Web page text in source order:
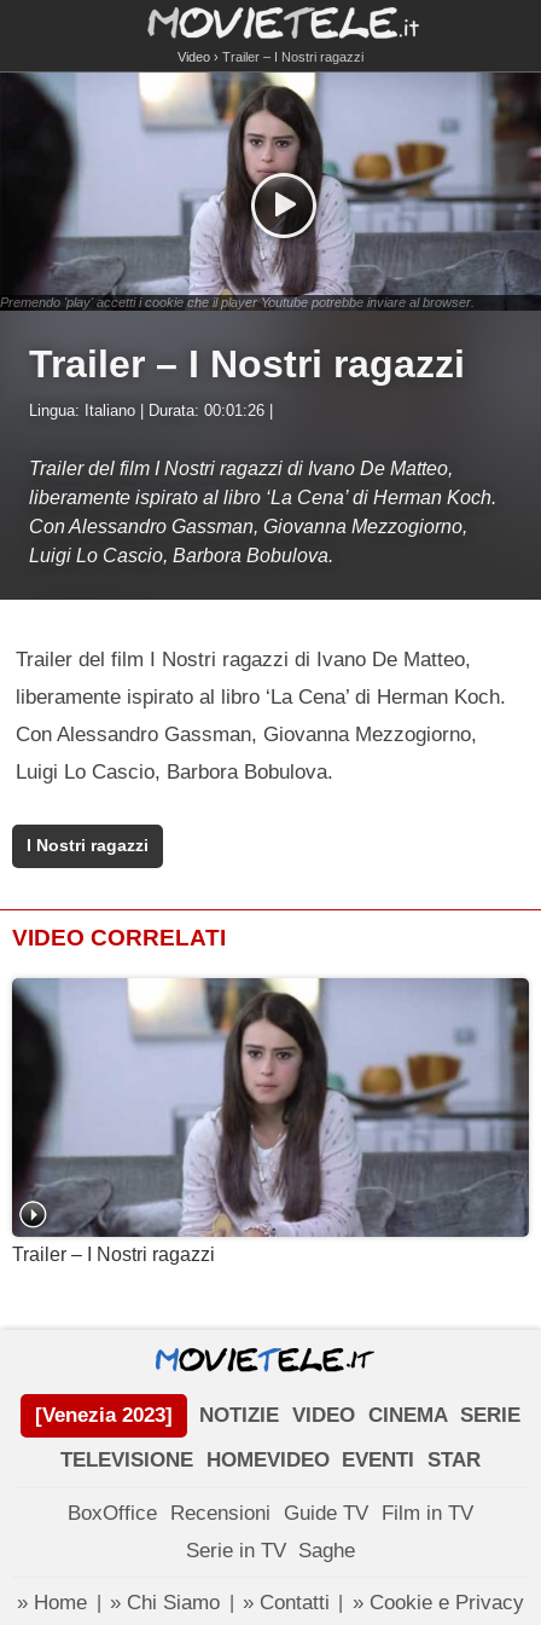
Video Trailer – I Nostri ragazzi
Premendo 'play' accetti i cookie che il player Youtube potrebbe inviare al browser.
Trailer – I Nostri ragazzi
Lingua: Italiano | Durata: 00:01:26 |
Trailer del film I Nostri ragazzi di Ivano De Matteo,
liberamente ispirato al libro ‘La Cena’ di Herman Koch.
Con Alessandro Gassman, Giovanna Mezzogiorno,
Luigi Lo Cascio, Barbora Bobulova.
Trailer del film I Nostri ragazzi di Ivano De Matteo,
liberamente ispirato al libro ‘La Cena’ di Herman Koch.
Con Alessandro Gassman, Giovanna Mezzogiorno,
Luigi Lo Cascio, Barbora Bobulova.
I Nostri ragazzi
VIDEO CORRELATI
Trailer – I Nostri ragazzi
[Venezia 2023] NOTIZIE VIDEO CINEMA SERIE
TELEVISIONE
HOMEVIDEO EVENTI STAR
BoxOffice Recensioni Guide TV
Film in TV
Serie in TV Saghe
» Home » Chi Siamo » Contatti » Cookie e Privacy